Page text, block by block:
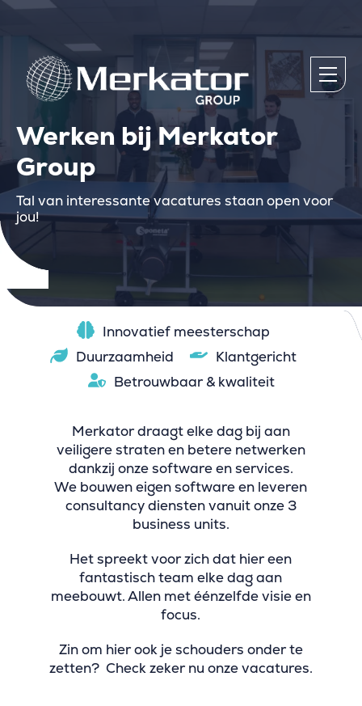
Werken bij Merkator
Group
Tal van interessante vacatures staan open voor
jou!
Innovatief meesterschap
Duurzaamheid
Klantgericht
Betrouwbaar & kwaliteit
Merkator draagt elke dag bij aan
veiligere straten en betere netwerken
dankzij onze software en services.
We bouwen eigen software en leveren
consultancy diensten vanuit onze 3
business units.
Het spreekt voor zich dat hier een
fantastisch team elke dag aan
meebouwt. Allen met éénzelfde visie en
focus.
Zin om hier ook je schouders onder te
zetten? Check zeker nu onze vacatures.